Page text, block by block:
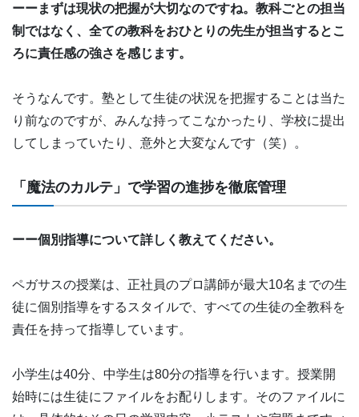
ーーまずは現状の把握が大切なのですね。教科ごとの担当
制ではなく、全ての教科をおひとりの先生が担当するとこ
ろに責任感の強さを感じます。
そうなんです。塾として生徒の状況を把握することは当た
り前なのですが、みんな持ってこなかったり、学校に提出
してしまっていたり、意外と大変なんです（笑）。
「魔法のカルテ」で学習の進捗を徹底管理
ーー個別指導について詳しく教えてください。
ペガサスの授業は、正社員のプロ講師が最大10名までの生
徒に個別指導をするスタイルで、すべての生徒の全教科を
責任を持って指導しています。
小学生は40分、中学生は80分の指導を行います。授業開
始時には生徒にファイルをお配りします。そのファイルに